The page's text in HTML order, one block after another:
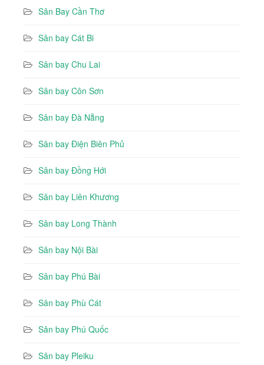
Sân Bay Cần Thơ
Sân bay Cát Bi
Sân bay Chu Lai
Sân bay Côn Sơn
Sân bay Đà Nẵng
Sân bay Điện Biên Phủ
Sân bay Đồng Hới
Sân bay Liên Khương
Sân bay Long Thành
Sân bay Nội Bài
Sân bay Phú Bài
Sân bay Phù Cát
Sân bay Phú Quốc
Sân bay Pleiku